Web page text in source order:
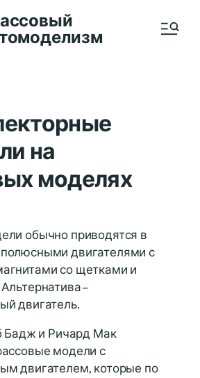
на
моделях
обычно приводятся в
двигателями с
со щетками и
–
двигатель.
Бадж и Ричард Мак
модели с
двигателем, которые по